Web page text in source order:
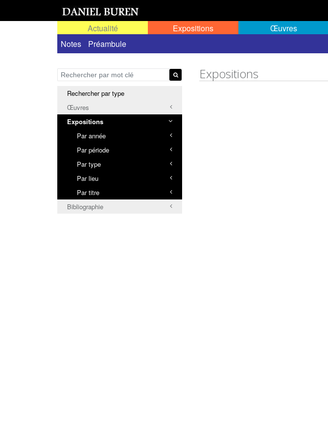
Actualité
Expositions
Toutes les expositions
Œuvres
Notes
Préambule
Rechercher par type
Œuvres
Expositions
Par année
Par période
Par type
Par lieu
Par titre
Bibliographie
Expositions